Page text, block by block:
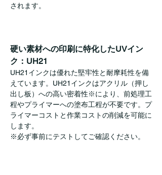
されます。
硬い素材への印刷に特化したUVイン
ク：UH21
UH21インクは優れた堅牢性と耐摩耗性を備
えています。UH21インクはアクリル（押し
出し板）への高い密着性※により、前処理工
程やプライマーへの塗布工程が不要です。プ
ライマーコストと作業コストの削減を可能に
します。
※必ず事前にテストしてご確認ください。